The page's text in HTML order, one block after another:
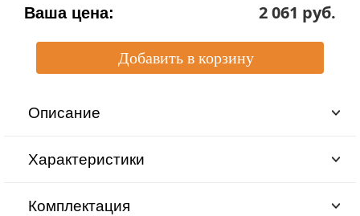
Ваша цена: 2 061 pуб.
Описание
Характеристики
Комплектация